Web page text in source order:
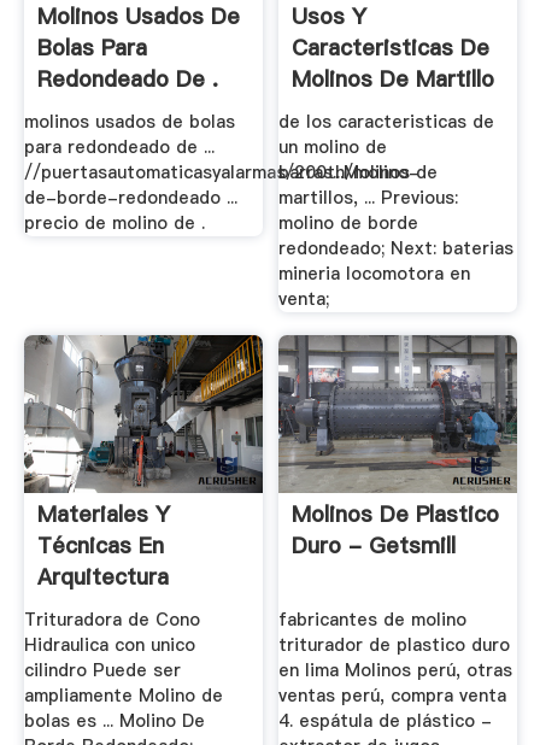
Molinos Usados De
Bolas Para
Redondeado De .
molinos usados de bolas
para redondeado de ...
//puertasautomaticasyalarmas/200th/molino-
de-borde-redondeado ...
precio de molino de .
Usos Y
Caracteristicas De
Molinos De Martillo
- .
de los caracteristicas de
un molino de
barras...Molinos de
martillos, ... Previous:
molino de borde
redondeado; Next: baterias
mineria locomotora en
venta;
Materiales Y
Técnicas En
Arquitectura
Trituradora
Trituradora de Cono
Hidraulica con unico
cilindro Puede ser
ampliamente Molino de
bolas es ... Molino De
Molinos De Plastico
Duro - Getsmill
fabricantes de molino
triturador de plastico duro
en lima Molinos perú, otras
ventas perú, compra venta
4. espátula de plástico -